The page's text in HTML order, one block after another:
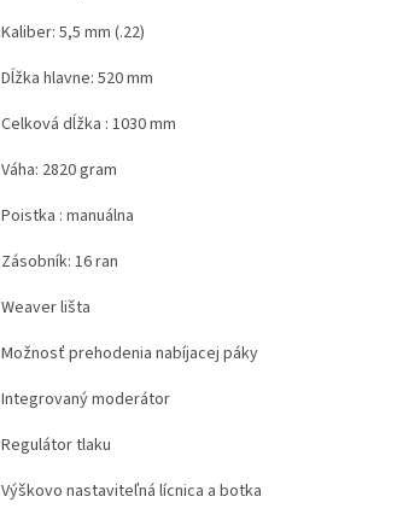
Kaliber: 5,5 mm (.22)
Dĺžka hlavne: 520 mm
Celková dĺžka : 1030 mm
Váha: 2820 gram
Poistka : manuálna
Zásobník: 16 ran
Weaver lišta
Možnosť prehodenia nabíjacej páky
Integrovaný moderátor
Regulátor tlaku
Výškovo nastaviteľná lícnica a botka